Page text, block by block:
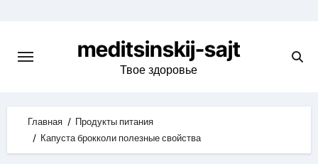
content
meditsinskij-sajt
Твое здоровье
Главная
Продукты питания
Капуста брокколи полезные свойства